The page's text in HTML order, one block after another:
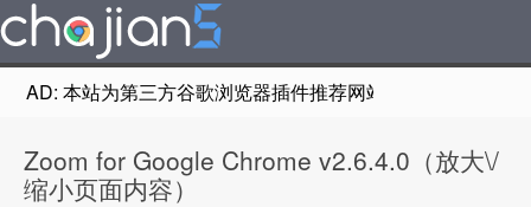
AD: 本站为第三方谷歌浏览器插件推荐网站，非Google
Zoom for Google Chrome v2.6.4.0（放大\/
缩小页面内容）